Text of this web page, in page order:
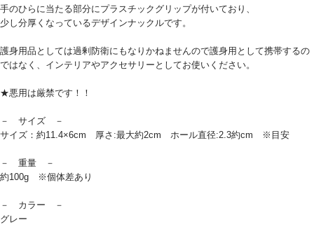
手のひらに当たる部分にプラスチックグリップが付いており、
少し分厚くなっているデザインナックルです。
護身用品としては過剰防衛にもなりかねませんので護身用として携帯するの
ではなく、インテリアやアクセサリーとしてお使いください。
★悪用は厳禁です！！
－ サイズ －
サイズ：約11.4×6cm 厚さ:最大約2cm ホール直径:2.3約cm ※目安
－ 重量 －
約100g ※個体差あり
－ カラー －
グレー